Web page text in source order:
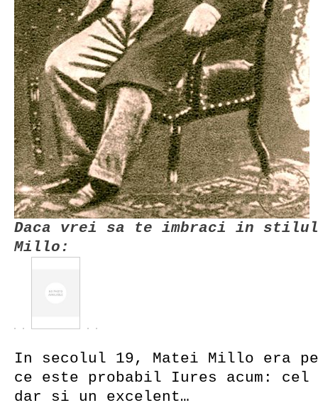
Daca vrei sa te imbraci in stilul
Millo:
In secolul 19, Matei Millo era
ce este probabil Iures acum: cel
dar si un excelent…